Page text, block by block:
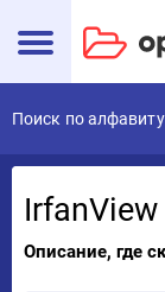
Поиск по
IrfanView
Описание, где